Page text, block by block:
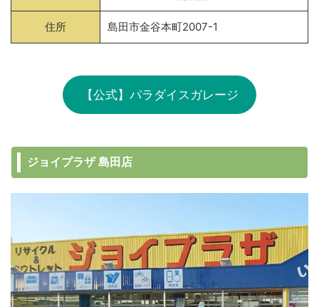
住所 島田市金谷本町2007-1
【公式】パラダイスガレージ
ジョイプラザ 島田店